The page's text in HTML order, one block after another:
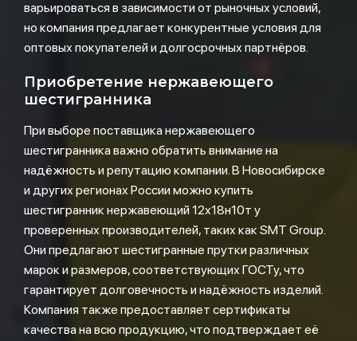
варьироваться в зависимости от рыночных условий,
но компания предлагает конкурентные условия для
оптовых покупателей и долгосрочных партнёров.
Приобретение нержавеющего
шестигранника
При выборе поставщика нержавеющего
шестигранника важно обратить внимание на
надёжность и репутацию компании. В Новосибирске
и других регионах России можно купить
шестигранник нержавеющий 12х18н10т у
проверенных производителей, таких как SMT Group.
Они предлагают шестигранные прутки различных
марок и размеров, соответствующих ГОСТу, что
гарантирует долговечность и надёжность изделий.
Компания также предоставляет сертификаты
качества на всю продукцию, что подтверждает её